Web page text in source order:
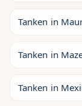
Tanken in
Tanken in
Tanken in